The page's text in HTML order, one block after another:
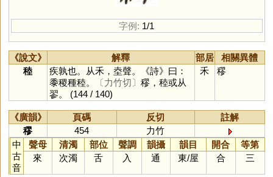
字例: 1/1
《說文》 解釋 部居
相關異體
稑
疾孰也。从禾，坴聲。《詩》曰：
黍稷種稑。
〔力竹切〕 穋，稑或从
翏。 (144 / 140)
禾 穋
《廣韻》 頁碼 反切
註解
穋
454
力竹
中
古
音
聲母 清濁 部位 聲調 韻攝 韻目 開合
等第
來
次濁 舌 入 通 東/屋 合 三